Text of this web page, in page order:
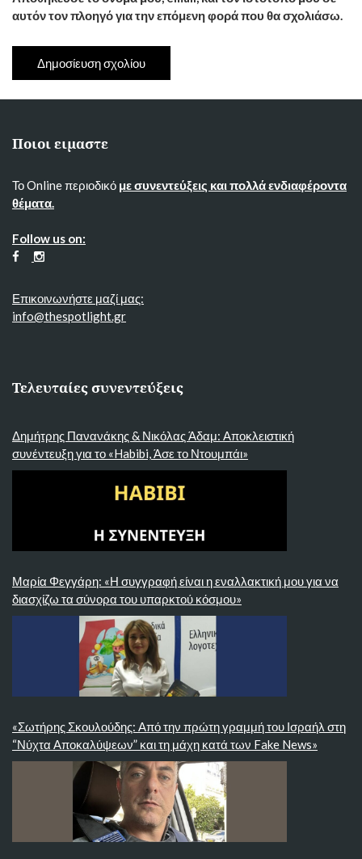
αυτόν τον πλοηγό για την επόμενη φορά που θα σχολιάσω.
Ποιοι ειμαστε
Το Online περιοδικό με συνεντεύξεις και πολλά ενδιαφέροντα
θέματα.
Follow us on:
Επικοινωνήστε μαζί μας:
info@thespotlight.gr
Τελευταίες συνεντεύξεις
Δημήτρης Πανανάκης & Νικόλας Άδαμ: Αποκλειστική
συνέντευξη για το «Habibi, Άσε το Ντουμπάι»
Μαρία Φεγγάρη: «Η συγγραφή είναι η εναλλακτική μου για να
διασχίζω τα σύνορα του υπαρκτού κόσμου»
«Σωτήρης Σκουλούδης: Από την πρώτη γραμμή του Ισραήλ στη
“Νύχτα Αποκαλύψεων” και τη μάχη κατά των Fake News»